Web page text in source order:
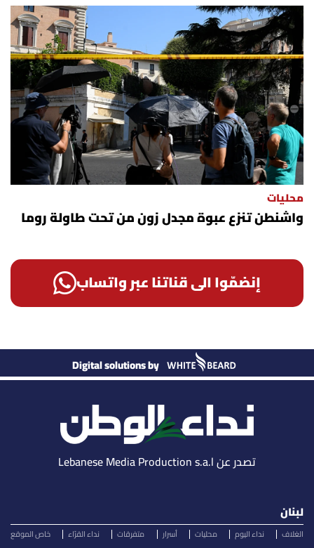
محليات
واشنطن تنزع عبوة مجدل زون من تحت طاولة روما
إنضمّوا الى قناتنا عبر واتساب
Digital solutions by
تصدر عن Lebanese Media Production s.a.l
لبنان
الغلاف نداء اليوم محليات أسرار متفرقات نداء القرّاء خاص الموقع